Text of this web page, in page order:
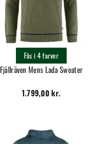
Fjällräven Mens Lada Sweater
1.799,00 kr.
Fås i 4 farver